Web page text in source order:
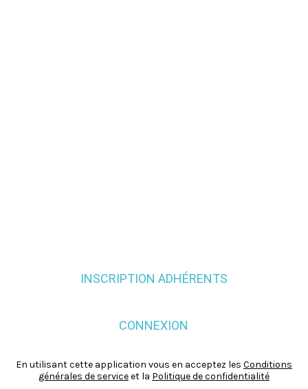
INSCRIPTION ADHÉRENTS
CONNEXION
En utilisant cette application vous en acceptez les Conditions
générales de serviceet la Politique de confidentialité